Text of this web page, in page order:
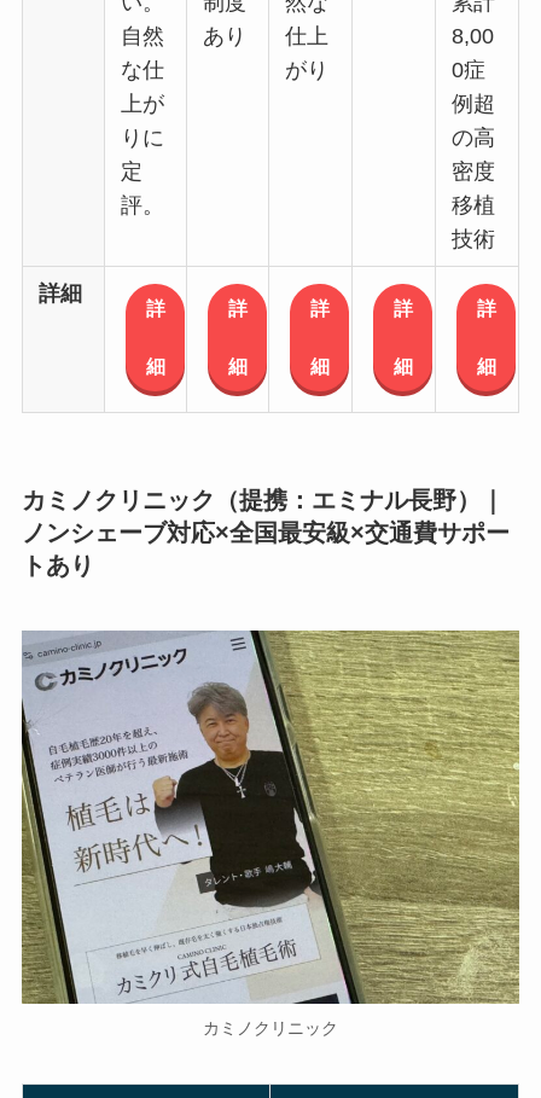
自然
な仕
上が
りに
定
評。
あり
仕上
がり
8,00
0症
例超
の高
密度
移植
技術
詳細
詳
細
詳
細
詳
細
詳
細
詳
細
カミノクリニック（提携：エミナル長野）｜
ノンシェーブ対応×全国最安級×交通費サポー
トあり
カミノクリニック